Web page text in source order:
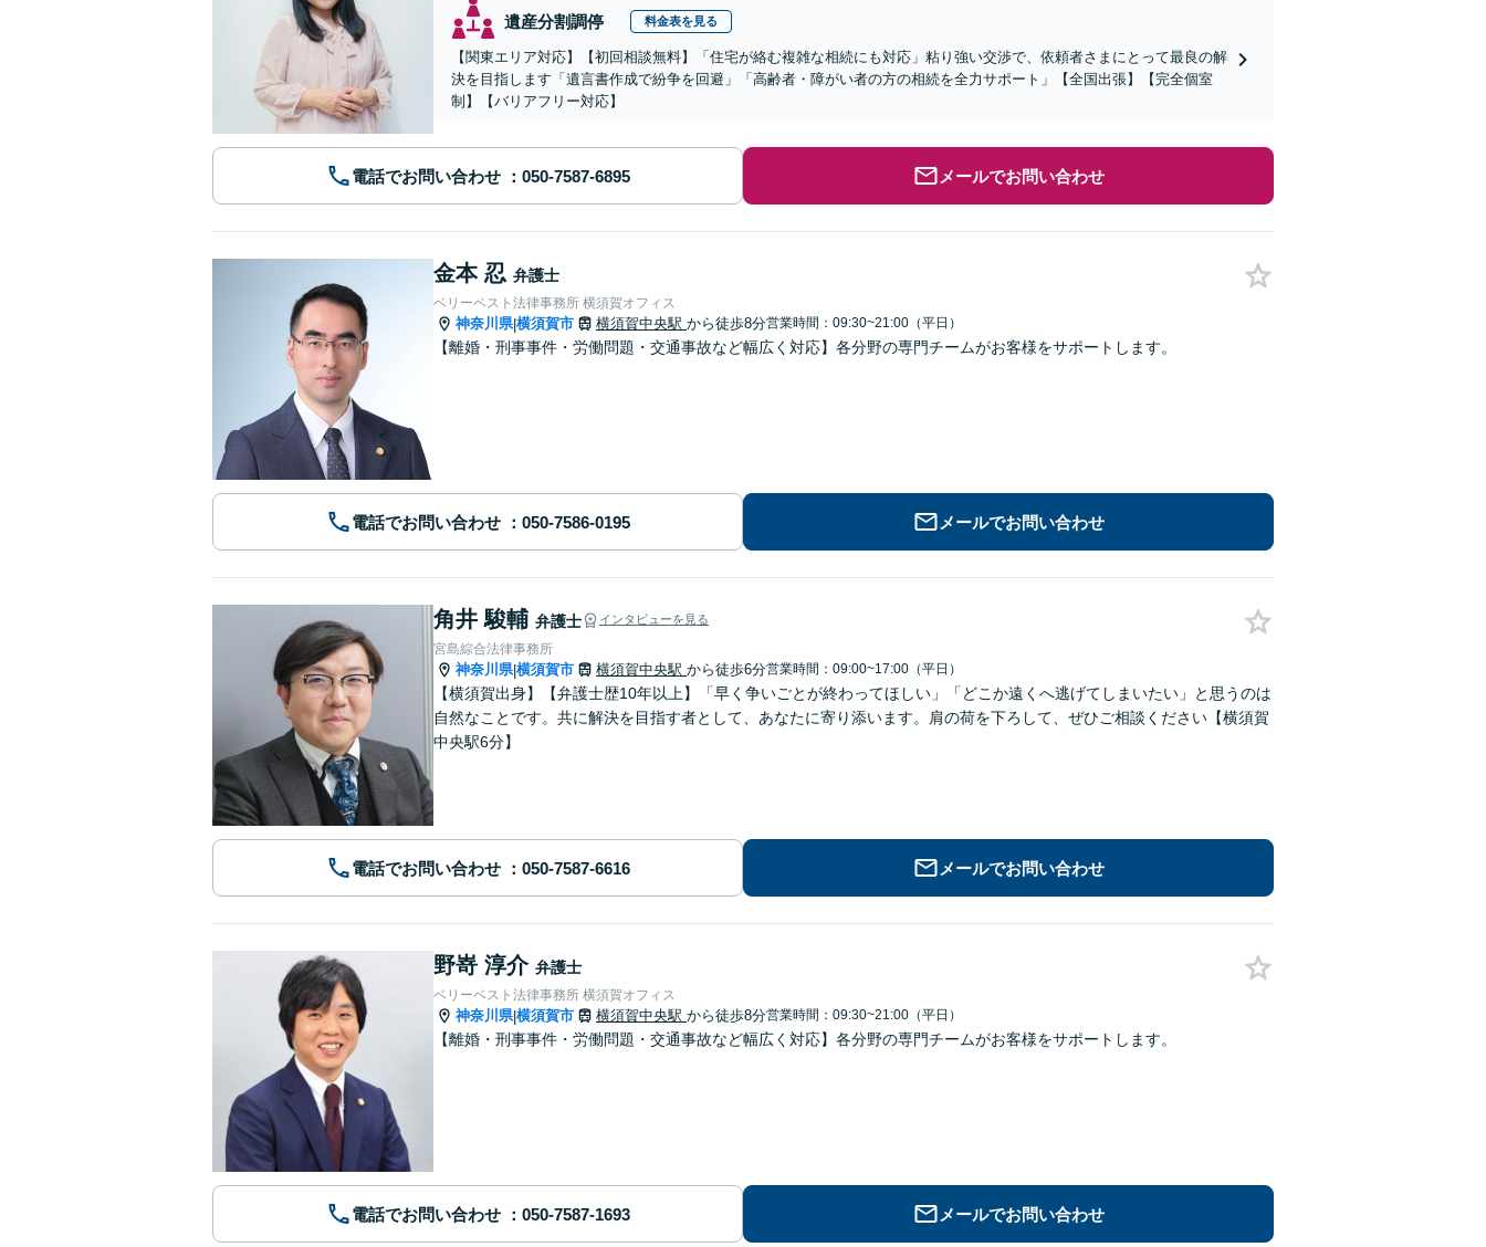
遺産分割調停 料金表を見る
【関東エリア対応】【初回相談無料】「住宅が絡む複雑な相続にも対応」粘り強い交渉で、依頼者さまにとって最良の解
決を目指します「遺言書作成で紛争を回避」「高齢者・障がい者の方の相続を全力サポート」【全国出張】【完全個室
制】【バリアフリー対応】
電話でお問い合わせ メールでお問い合わせ
金本 忍 弁護士
ベリーベスト法律事務所 横須賀オフィス
神奈川県|横須賀市 横須賀中央駅 から徒歩8分営業時間：09:30~21:00（平日）
【離婚・刑事事件・労働問題・交通事故など幅広く対応】各分野の専門チームがお客様をサポートします。
電話でお問い合わせ メールでお問い合わせ
角井 駿輔 弁護士 インタビューを見る
宮島綜合法律事務所
神奈川県|横須賀市 横須賀中央駅 から徒歩6分営業時間：09:00~17:00（平日）
【横須賀出身】【弁護士歴10年以上】「早く争いごとが終わってほしい」「どこか遠くへ逃げてしまいたい」と思うのは
自然なことです。共に解決を目指す者として、あなたに寄り添います。肩の荷を下ろして、ぜひご相談ください【横須賀
中央駅6分】
電話でお問い合わせ メールでお問い合わせ
野嵜 淳介 弁護士
ベリーベスト法律事務所 横須賀オフィス
神奈川県|横須賀市 横須賀中央駅 から徒歩8分営業時間：09:30~21:00（平日）
【離婚・刑事事件・労働問題・交通事故など幅広く対応】各分野の専門チームがお客様をサポートします。
電話でお問い合わせ メールでお問い合わせ